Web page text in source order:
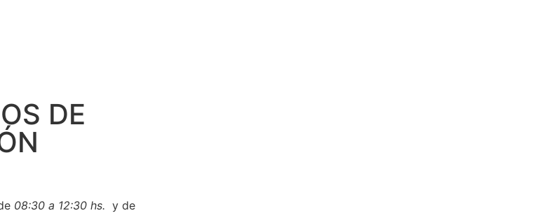
DE
08:30 a 12:30 hs. y de